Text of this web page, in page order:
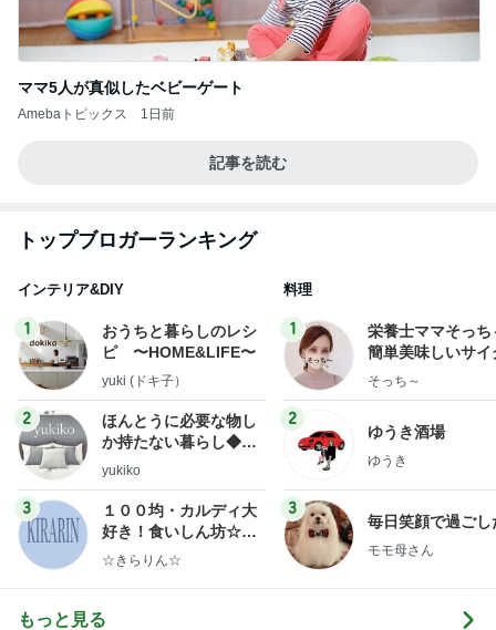
ママ5人が真似したベビーゲート
Amebaトピックス 1日前
記事を読む
トップブロガーランキング
インテリア&DIY
1
おうちと暮らしのレシ
ピ 〜HOME&LIFE〜
yuki (ドキ子）
2
ほんとうに必要な物し
か持たない暮らし◆Ke
ep Life Simple◆〜イ
yukiko
3
１００均・カルディ大
好き！食いしん坊☆き
らりん☆のブログ
☆きらりん☆
料理
1
栄養士ママそっち
簡単美味しいサイ
献立
そっち～
2
ゆうき酒場
ゆうき
3
毎日笑顔で過ごし
モモ母さん
もっと見る